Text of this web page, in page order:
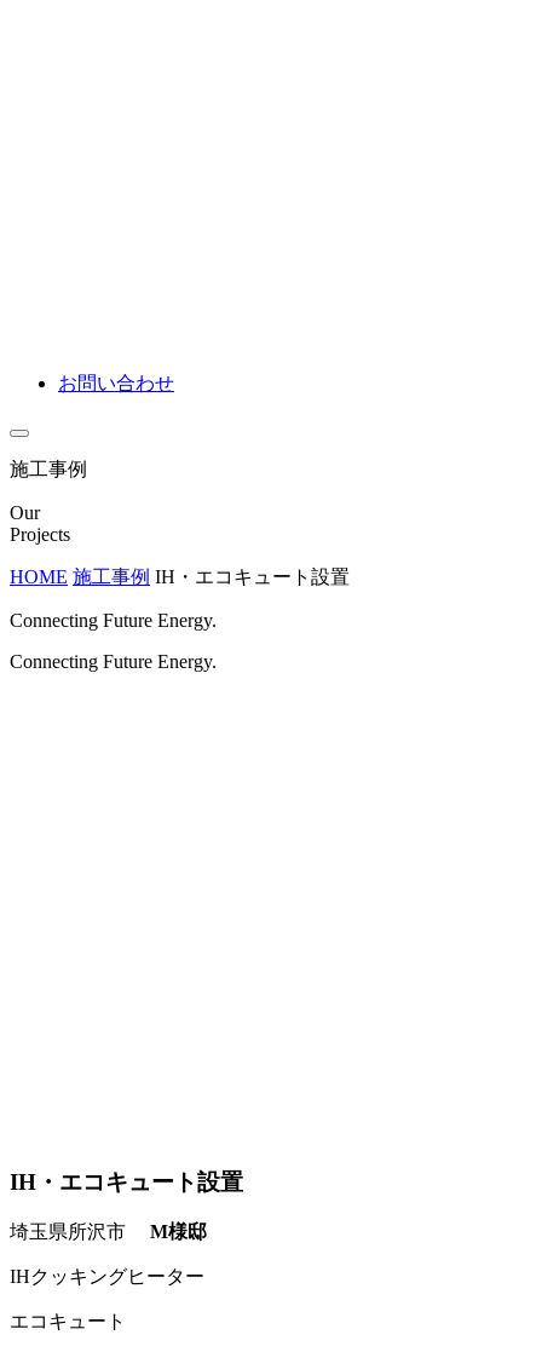
お問い合わせ
施工事例
Our
Projects
HOME 施工事例 IH・エコキュート設置
Connecting Future Energy.
Connecting Future Energy.
IH・エコキュート設置
埼玉県所沢市 M様邸
IHクッキングヒーター
エコキュート